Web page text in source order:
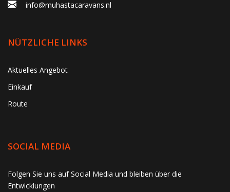
info@muhastacaravans.nl
NÜTZLICHE LINKS
Aktuelles Angebot
Einkauf
Route
SOCIAL MEDIA
Folgen Sie uns auf Social Media und bleiben über die
Entwicklungen
gtag('consent', 'update', function() { window.dataLayer =
window.dataLayer || []; window.dataLayer.push({ 'event':